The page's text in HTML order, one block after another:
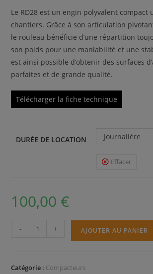
Le RD28 est un engin polyvalent compact
chantiers. Grâce à son articulation
le rouleau bénéficie d’une répartition
son poids pour une maniabilité et une
est ainsi possible d’obtenir des surfaces
parfaites et de grande qualité.
Télécharger la fiche technique
DURÉE DE LOCATION Journalière
Effacer
100,00 €
quantité
- + AJOUTER AU PANIER
Catégorie : Compacteurs